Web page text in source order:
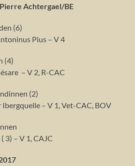
Achtergael/BE
(6)
Pius – V 4
(4)
– V 2, R-CAC
(2)
– V 1, Vet-CAC, BOV
3) – V 1, CAJC